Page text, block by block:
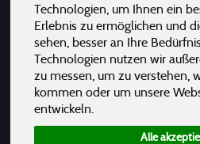
Technologien, um Ihnen ein
Erlebnis zu ermöglichen und
sehen, besser an Ihre
Technologien nutzen wir
zu messen, um zu verstehen,
kommen oder um unsere
entwickeln.
Alle
Müsli, Cerealien, Breie & Co
Nudeln
Süßwaren